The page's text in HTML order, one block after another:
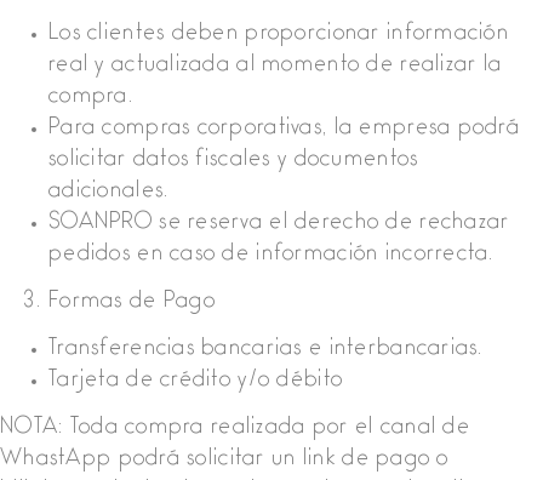
Los clientes deben proporcionar información
real y actualizada al momento de realizar la
compra.
Para compras corporativas, la empresa podrá
solicitar datos fiscales y documentos
adicionales.
SOANPRO se reserva el derecho de rechazar
pedidos en caso de información incorrecta.
Formas de Pago
Transferencias bancarias e interbancarias.
Tarjeta de crédito y/o débito
NOTA: Toda compra realizada por el canal de
WhastApp podrá solicitar un link de pago o